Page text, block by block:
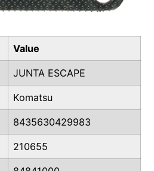
Value
JUNTA ESCAPE
Komatsu
8435630429983
210655